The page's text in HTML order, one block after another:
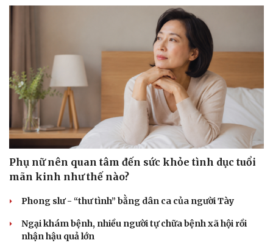
Phụ nữ nên quan tâm đến sức khỏe tình dục tuổi
mãn kinh như thế nào?
Phong slư - “thư tình” bằng dân ca của người Tày
Ngại khám bệnh, nhiều người tự chữa bệnh xã hội rồi
nhận hậu quả lớn